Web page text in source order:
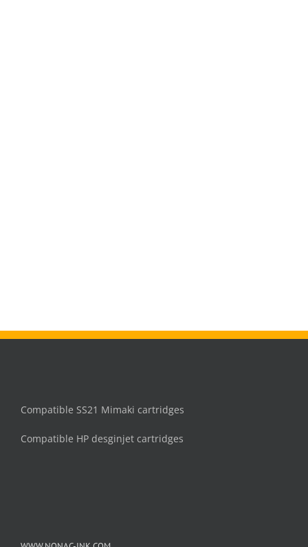
Compatible SS21 Mimaki cartridges
Compatible HP desginjet cartridges